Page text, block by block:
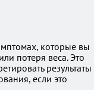
которые вы
потеря веса. Это
результаты
если это